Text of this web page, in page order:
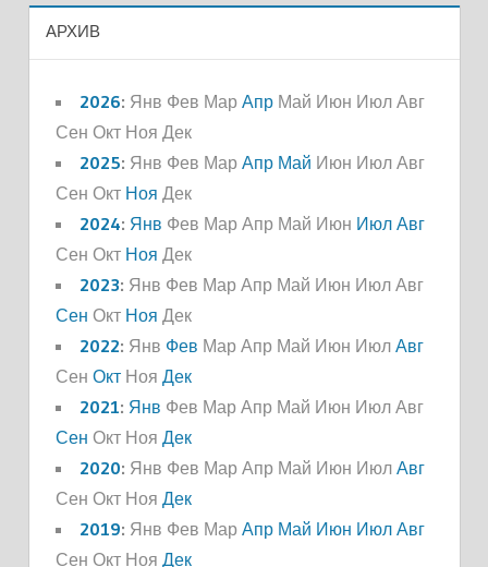
АРХИВ
2026: Янв Фев Мар Апр Май Июн Июл Авг
Сен Окт Ноя Дек
2025: Янв Фев Мар Апр Май Июн Июл Авг
Сен Окт Ноя Дек
2024: Янв Фев Мар Апр Май Июн Июл Авг
Сен Окт Ноя Дек
2023: Янв Фев Мар Апр Май Июн Июл Авг
Сен Окт Ноя Дек
2022: Янв Фев Мар Апр Май Июн Июл Авг
Сен Окт Ноя Дек
2021: Янв Фев Мар Апр Май Июн Июл Авг
Сен Окт Ноя Дек
2020: Янв Фев Мар Апр Май Июн Июл Авг
Сен Окт Ноя Дек
2019: Янв Фев Мар Апр Май Июн Июл Авг
Сен Окт Ноя Дек